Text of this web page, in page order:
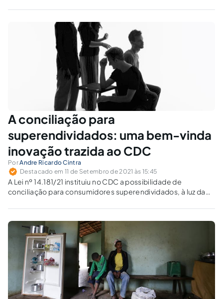
equipe multidisciplinar que ajudará o consumidor na
elaboração do plano de pagamento dos credores.
A conciliação para
superendividados: uma bem-vinda
inovação trazida ao CDC
PorAndre Ricardo Cintra
Destacado em 11 de Setembro de 2021 às 15:45
A Lei nº 14.181/21 instituiu no CDC a possibilidade de
conciliação para consumidores superendividados, à luz da